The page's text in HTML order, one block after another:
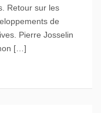
Retour sur les
de
Pierre Josselin
[…]